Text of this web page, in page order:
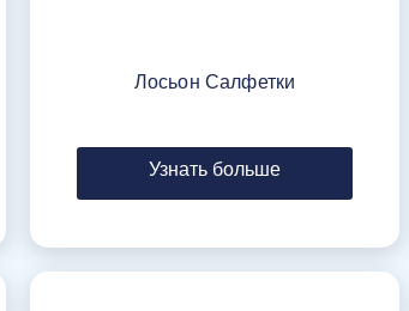
Лосьон Салфетки
Узнать больше